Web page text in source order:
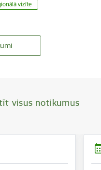
vizīte
visus notikumus